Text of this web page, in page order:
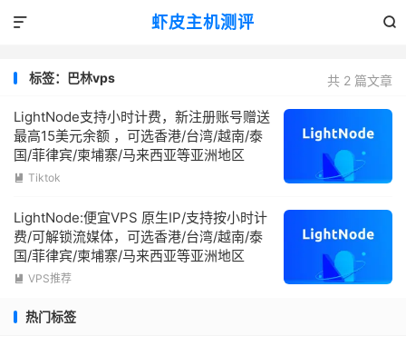
虾皮主机测评 

共 2 篇文章
标签：巴林vps
LightNode支持小时计费，新注册账号赠送
最高15美元余额 ，可选香港/台湾/越南/泰
国/菲律宾/柬埔寨/马来西亚等亚洲地区
 Tiktok
LightNode:便宜VPS 原生IP/支持按小时计
费/可解锁流媒体，可选香港/台湾/越南/泰
国/菲律宾/柬埔寨/马来西亚等亚洲地区
 VPS推荐
热门标签